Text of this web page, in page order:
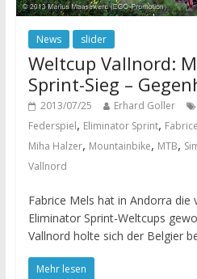
News slider
Weltcup Vallnord:
Sprint-Sieg –
2013/07/25 Erhard Goller
Federspiel, Eliminator Sprint,
Miha Halzer, Mountainbike, MTB,
Vallnord
Fabrice Mels hat in Andorra die
Eliminator Sprint-Weltcups
Vallnord holte sich der Belgier
Mehr lesen